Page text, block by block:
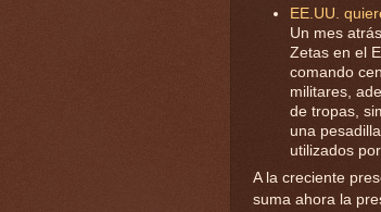
EE.UU.
Un mes
Zetas en el
comando
militares,
de tropas,
una
utilizados
A la creciente
suma ahora la